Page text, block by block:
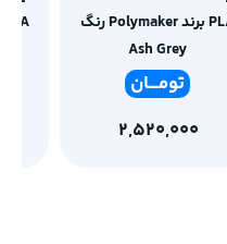
PLA برند Polymaker رنگ
Ash Grey
تومـــان
2,520,000